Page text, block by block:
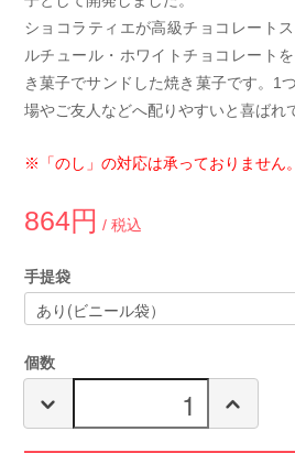
ショコラティエが高級チョコレート
ルチュール・ホワイトチョコレート
き菓子でサンドした焼き菓子です。1
場やご友人などへ配りやすいと喜ばれ
※「のし」の対応は承っておりません。
864円 / 税込
手提袋
個数